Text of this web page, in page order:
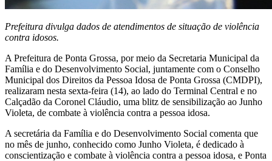
Prefeitura divulga dados de atendimentos de situação de violência
contra idosos.
A Prefeitura de Ponta Grossa, por meio da Secretaria Municipal da
Família e do Desenvolvimento Social, juntamente com o Conselho
Municipal dos Direitos da Pessoa Idosa de Ponta Grossa (CMDPI),
realizaram nesta sexta-feira (14), ao lado do Terminal Central e no
Calçadão da Coronel Cláudio, uma blitz de sensibilização ao Junho
Violeta, de combate à violência contra a pessoa idosa.
A secretária da Família e do Desenvolvimento Social comenta que
no mês de junho, conhecido como Junho Violeta, é dedicado à
conscientização e combate à violência contra a pessoa idosa, e Ponta